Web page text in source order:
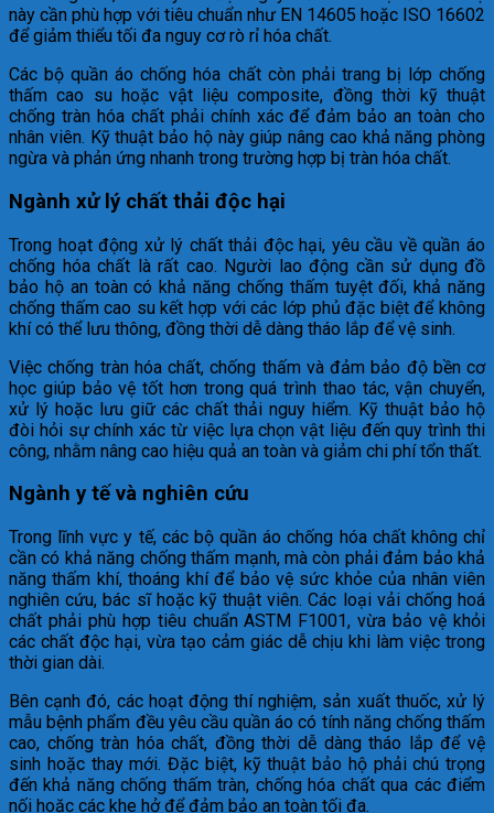
này cần phù hợp với tiêu chuẩn như EN 14605 hoặc ISO 16602
để giảm thiểu tối đa nguy cơ rò rỉ hóa chất.
Các bộ quần áo chống hóa chất còn phải trang bị lớp chống
thấm cao su hoặc vật liệu composite, đồng thời kỹ thuật
chống tràn hóa chất phải chính xác để đảm bảo an toàn cho
nhân viên. Kỹ thuật bảo hộ này giúp nâng cao khả năng phòng
ngừa và phản ứng nhanh trong trường hợp bị tràn hóa chất.
Ngành xử lý chất thải độc hại
Trong hoạt động xử lý chất thải độc hại, yêu cầu về quần áo
chống hóa chất là rất cao. Người lao động cần sử dụng đồ
bảo hộ an toàn có khả năng chống thấm tuyệt đối, khả năng
chống thấm cao su kết hợp với các lớp phủ đặc biệt để không
khí có thể lưu thông, đồng thời dễ dàng tháo lắp để vệ sinh.
Việc chống tràn hóa chất, chống thấm và đảm bảo độ bền cơ
học giúp bảo vệ tốt hơn trong quá trình thao tác, vận chuyển,
xử lý hoặc lưu giữ các chất thải nguy hiểm. Kỹ thuật bảo hộ
đòi hỏi sự chính xác từ việc lựa chọn vật liệu đến quy trình thi
công, nhằm nâng cao hiệu quả an toàn và giảm chi phí tổn thất.
Ngành y tế và nghiên cứu
Trong lĩnh vực y tế, các bộ quần áo chống hóa chất không chỉ
cần có khả năng chống thấm mạnh, mà còn phải đảm bảo khả
năng thấm khí, thoáng khí để bảo vệ sức khỏe của nhân viên
nghiên cứu, bác sĩ hoặc kỹ thuật viên. Các loại vải chống hoá
chất phải phù hợp tiêu chuẩn ASTM F1001, vừa bảo vệ khỏi
các chất độc hại, vừa tạo cảm giác dễ chịu khi làm việc trong
thời gian dài.
Bên cạnh đó, các hoạt động thí nghiệm, sản xuất thuốc, xử lý
mẫu bệnh phẩm đều yêu cầu quần áo có tính năng chống thấm
cao, chống tràn hóa chất, đồng thời dễ dàng tháo lắp để vệ
sinh hoặc thay mới. Đặc biệt, kỹ thuật bảo hộ phải chú trọng
đến khả năng chống thấm tràn, chống hóa chất qua các điểm
nối hoặc các khe hở để đảm bảo an toàn tối đa.